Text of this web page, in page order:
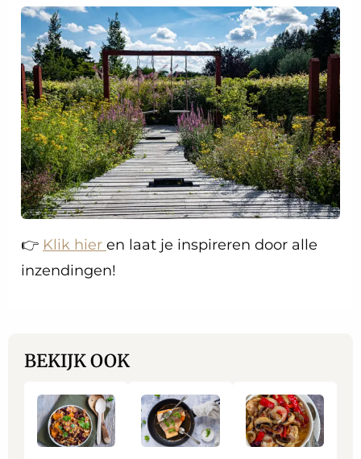
👉 Klik hier en laat je inspireren door alle
inzendingen!
BEKIJK OOK
Lees
meer
over
Lees
meer
over
Lees
meer
over